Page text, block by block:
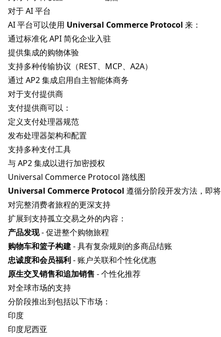
对于 AI 平台
AI 平台可以使用 Universal Commerce Protocol 来：
通过标准化 API 简化企业入驻
提供集成的购物体验
支持多种传输协议（REST、MCP、A2A）
通过 AP2 集成启用自主智能体商务
对于支付提供商
支付提供商可以：
定义支付处理器规范
发布处理器架构和配置
支持多种支付工具
与 AP2 集成以进行加密授权
Universal Commerce Protocol 路线图
Universal Commerce Protocol 遵循分阶段开发方法，即
对完整消费者旅程的更深支持
扩展到支持孤立交易之外的内容：
产品发现- 促进整个购物旅程
购物车和篮子构建- 具有复杂规则的多商品结账
忠诚度和会员福利- 账户关联和个性化优惠
原生交叉销售和追加销售 - 个性化推荐
对全球市场的支持
分阶段推出到包括以下市场：
印度
印度尼西亚